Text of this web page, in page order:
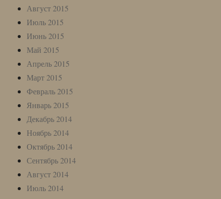
Август 2015
Июль 2015
Июнь 2015
Май 2015
Апрель 2015
Март 2015
Февраль 2015
Январь 2015
Декабрь 2014
Ноябрь 2014
Октябрь 2014
Сентябрь 2014
Август 2014
Июль 2014